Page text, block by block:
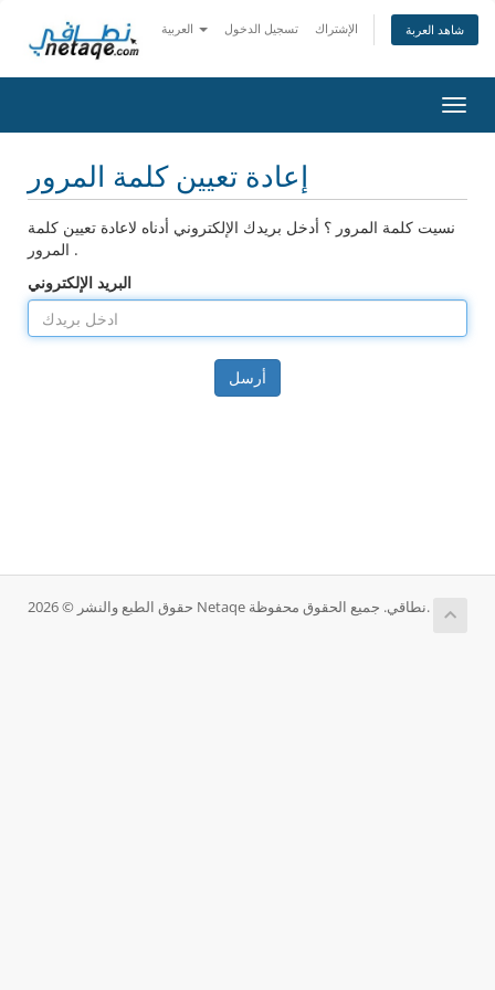
تسجيل الدخول الإشتراك شاهد العربة
تبديل
التنقل
إعادة تعيين كلمة المرور
نسيت كلمة المرور ؟ أدخل بريدك الإلكتروني أدناه لاعادة تعيين كلمة
المرور .
البريد الإلكتروني
أرسل
حقوق الطبع والنشر © 2026 Netaqe نطاقي. جميع الحقوق محفوظة.